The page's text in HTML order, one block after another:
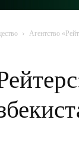
Агентство